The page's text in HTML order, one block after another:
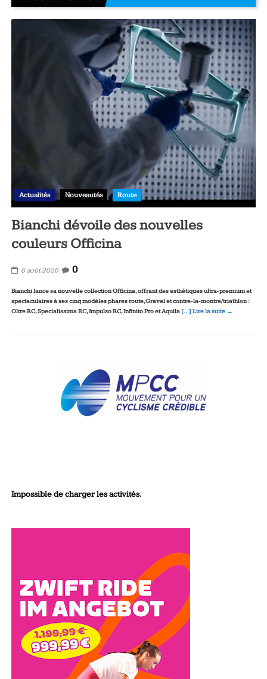
Actualités Nouveautés Route
Bianchi dévoile des nouvelles
couleurs Officina
6 août 2026 0
Bianchi lance sa nouvelle collection Officina, offrant des esthétiques ultra‑premium et
spectaculaires à ses cinq modèles phares route, Gravel et contre‑la‑montre/triathlon :
Oltre RC, Specialissima RC, Impulso RC, Infinito Pro et Aquila […] Lire la suite →
Impossible de charger les activités.